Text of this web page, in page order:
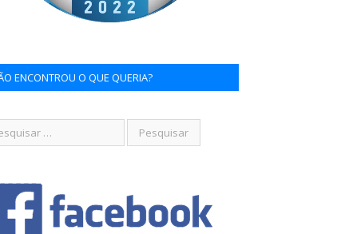
ENCONTROU O QUE QUERIA?